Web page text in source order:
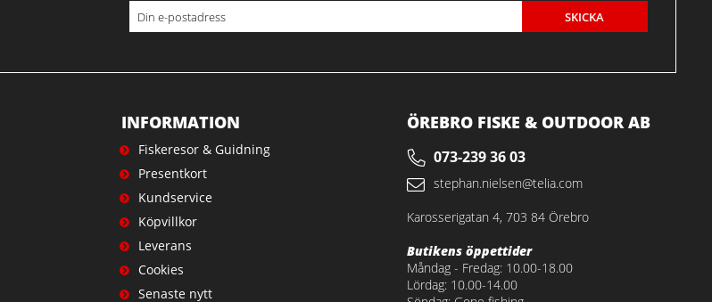
SKICKA
INFORMATION
Fiskeresor & Guidning
Presentkort
Kundservice
Köpvillkor
Leverans
Cookies
Senaste nytt
ÖREBRO FISKE & OUTDOOR AB
073-239 36 03
stephan.nielsen@telia.com
Karosserigatan 4, 703 84 Örebro
Butikens öppettider
Måndag - Fredag: 10.00-18.00
Lördag: 10.00-14.00